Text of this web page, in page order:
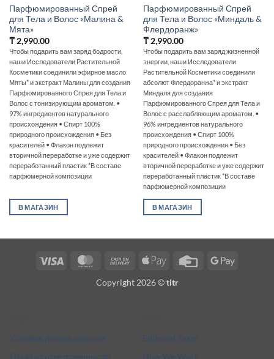
Парфюмированный Спрей
для Тела и Волос «Малина &
Мята»
₸2,990.00
Чтобы подарить вам заряд бодрости,
наши Исследователи Растительной
Косметики соединили эфирное масло
Мяты* и экстракт Малины для создания
Парфюмированного Спрея для Тела и
Волос с тонизирующим ароматом. •
97% ингредиентов натурального
происхождения • Спирт 100%
природного происхождения • Без
красителей • Флакон подлежит
вторичной переработке и уже содержит
переработанный пластик *В составе
парфюмерной композиции
В МАГАЗИН
Парфюмированный Спрей
для Тела и Волос «Миндаль &
Флердоранж»
₸2,990.00
Чтобы подарить вам заряд жизненной
энергии, наши Исследователи
Растительной Косметики соединили
абсолют Флердоранжа* и экстракт
Миндаля для создания
Парфюмированного Спрея для Тела и
Волос с расслабляющим ароматом. •
96% ингредиентов натурального
происхождения • Спирт 100%
природного происхождения • Без
красителей • Флакон подлежит
вторичной переработке и уже содержит
переработанный пластик *В составе
парфюмерной композиции
В МАГАЗИН
Visa MasterCardCash
Delivery
Apple
Credit
Google
Copyright 2026 ©titr
Условия использования
Отказ от ответственности
Editorial Team
How We Work